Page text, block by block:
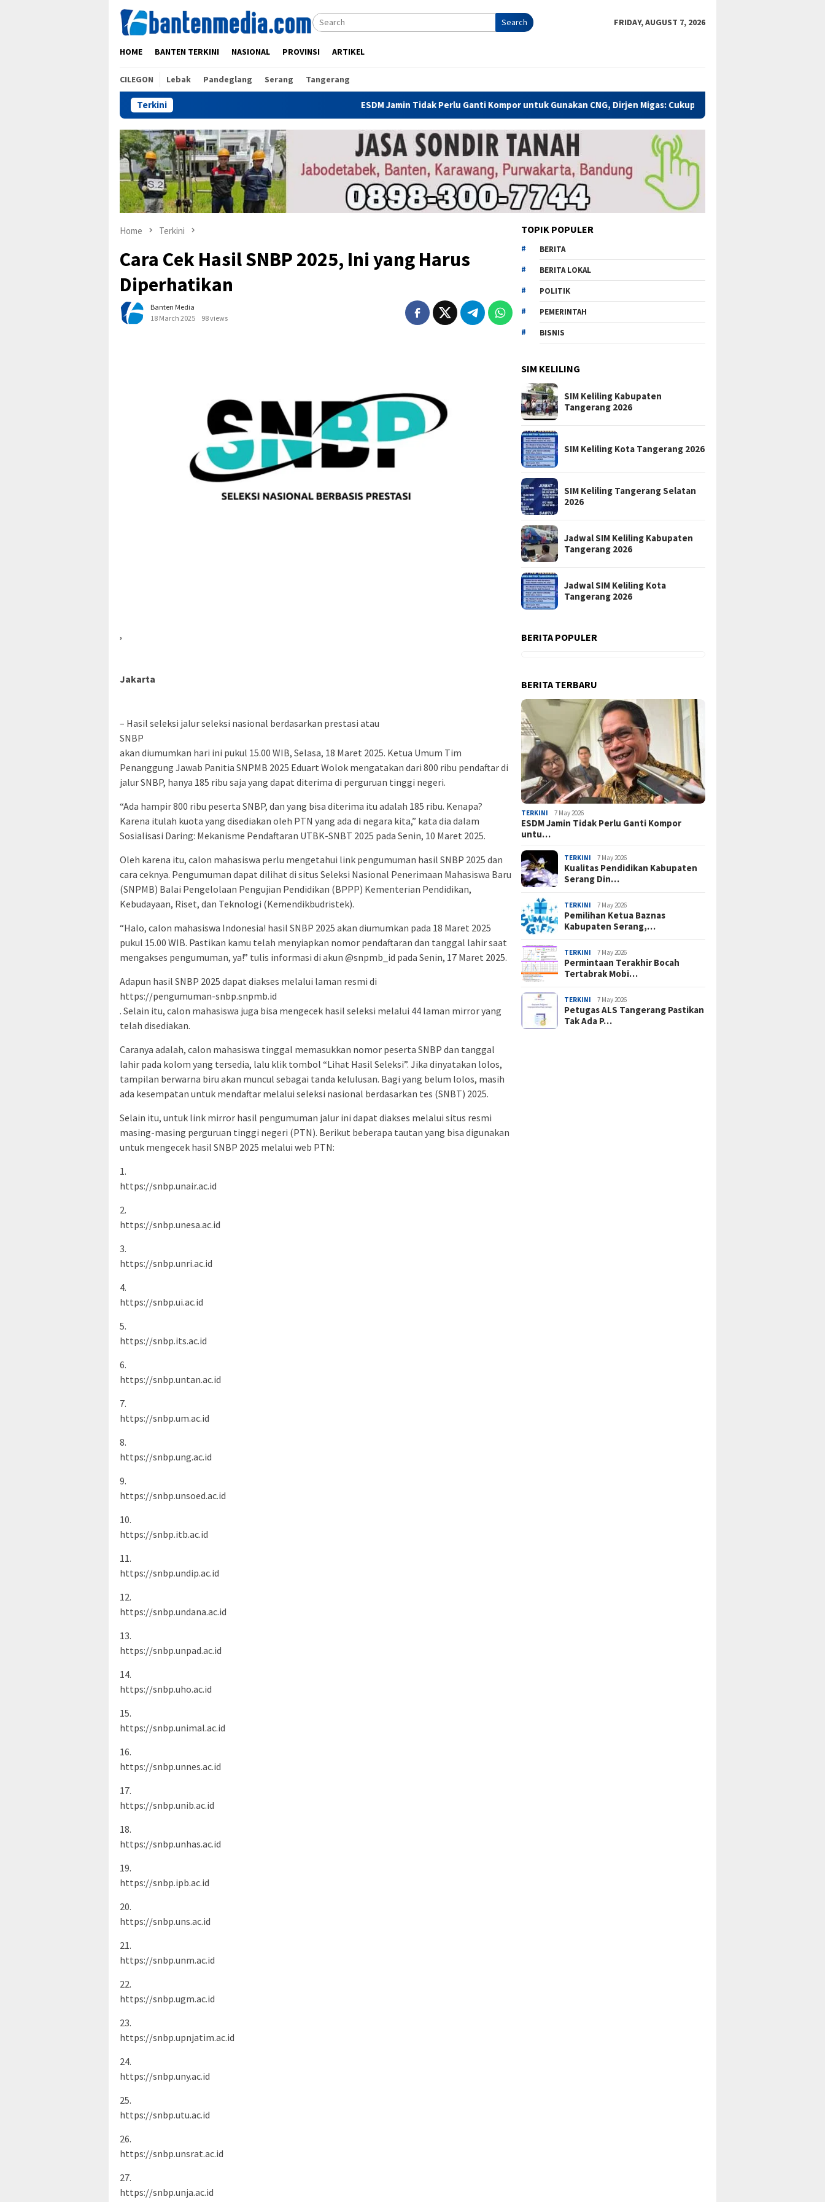
content
Search FRIDAY, AUGUST 7, 2026
HOME BANTEN TERKINI NASIONAL PROVINSI ARTIKEL
CILEGON Lebak Pandeglang Serang Tangerang
Terkini ESDM Jamin Tidak Perlu Ganti Kompor untuk Gunakan CNG, Dirjen Migas: Cukup Plug and Play
Home Terkini
Cara Cek Hasil SNBP 2025, Ini yang Harus
Diperhatikan
Banten Media
18 March 2025
98 views
,
Jakarta
– Hasil seleksi jalur seleksi nasional berdasarkan prestasi atau
SNBP
akan diumumkan hari ini pukul 15.00 WIB, Selasa, 18 Maret 2025. Ketua Umum Tim
Penanggung Jawab Panitia SNPMB 2025 Eduart Wolok mengatakan dari 800 ribu pendaftar di
jalur SNBP, hanya 185 ribu saja yang dapat diterima di perguruan tinggi negeri.
“Ada hampir 800 ribu peserta SNBP, dan yang bisa diterima itu adalah 185 ribu. Kenapa?
Karena itulah kuota yang disediakan oleh PTN yang ada di negara kita,” kata dia dalam
Sosialisasi Daring: Mekanisme Pendaftaran UTBK-SNBT 2025 pada Senin, 10 Maret 2025.
Oleh karena itu, calon mahasiswa perlu mengetahui link pengumuman hasil SNBP 2025 dan
cara ceknya. Pengumuman dapat dilihat di situs Seleksi Nasional Penerimaan Mahasiswa Baru
(SNPMB) Balai Pengelolaan Pengujian Pendidikan (BPPP) Kementerian Pendidikan,
Kebudayaan, Riset, dan Teknologi (Kemendikbudristek).
“Halo, calon mahasiswa Indonesia! hasil SNBP 2025 akan diumumkan pada 18 Maret 2025
pukul 15.00 WIB. Pastikan kamu telah menyiapkan nomor pendaftaran dan tanggal lahir saat
mengakses pengumuman, ya!” tulis informasi di akun @snpmb_id pada Senin, 17 Maret 2025.
Adapun hasil SNBP 2025 dapat diakses melalui laman resmi di
https://pengumuman-snbp.snpmb.id
. Selain itu, calon mahasiswa juga bisa mengecek hasil seleksi melalui 44 laman mirror yang
telah disediakan.
Caranya adalah, calon mahasiswa tinggal memasukkan nomor peserta SNBP dan tanggal
lahir pada kolom yang tersedia, lalu klik tombol “Lihat Hasil Seleksi”. Jika dinyatakan lolos,
tampilan berwarna biru akan muncul sebagai tanda kelulusan. Bagi yang belum lolos, masih
ada kesempatan untuk mendaftar melalui seleksi nasional berdasarkan tes (SNBT) 2025.
Selain itu, untuk link mirror hasil pengumuman jalur ini dapat diakses melalui situs resmi
masing-masing perguruan tinggi negeri (PTN). Berikut beberapa tautan yang bisa digunakan
untuk mengecek hasil SNBP 2025 melalui web PTN:
1.
https://snbp.unair.ac.id
2.
https://snbp.unesa.ac.id
3.
https://snbp.unri.ac.id
4.
https://snbp.ui.ac.id
5.
https://snbp.its.ac.id
6.
https://snbp.untan.ac.id
7.
https://snbp.um.ac.id
8.
https://snbp.ung.ac.id
9.
https://snbp.unsoed.ac.id
10.
https://snbp.itb.ac.id
11.
https://snbp.undip.ac.id
12.
https://snbp.undana.ac.id
13.
https://snbp.unpad.ac.id
14.
https://snbp.uho.ac.id
15.
https://snbp.unimal.ac.id
16.
https://snbp.unnes.ac.id
17.
https://snbp.unib.ac.id
18.
https://snbp.unhas.ac.id
19.
https://snbp.ipb.ac.id
20.
https://snbp.uns.ac.id
21.
https://snbp.unm.ac.id
22.
https://snbp.ugm.ac.id
23.
https://snbp.upnjatim.ac.id
24.
https://snbp.uny.ac.id
25.
https://snbp.utu.ac.id
26.
https://snbp.unsrat.ac.id
27.
https://snbp.unja.ac.id
TOPIK POPULER
BERITA
BERITA LOKAL
POLITIK
PEMERINTAH
BISNIS
SIM KELILING
SIM Keliling Kabupaten
Tangerang 2026
SIM Keliling Kota Tangerang 2026
SIM Keliling Tangerang Selatan
2026
Jadwal SIM Keliling Kabupaten
Tangerang 2026
Jadwal SIM Keliling Kota
Tangerang 2026
BERITA POPULER
BERITA TERBARU
TERKINI 7 May 2026
ESDM Jamin Tidak Perlu Ganti Kompor
untu…
TERKINI 7 May 2026
Kualitas Pendidikan Kabupaten
Serang Din…
TERKINI 7 May 2026
Pemilihan Ketua Baznas
Kabupaten Serang,…
TERKINI 7 May 2026
Permintaan Terakhir Bocah
Tertabrak Mobi…
TERKINI 7 May 2026
Petugas ALS Tangerang Pastikan
Tak Ada P…